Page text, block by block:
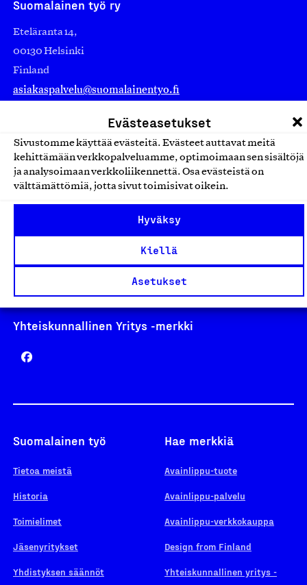
Evästeasetukset
Sivustomme käyttää evästeitä. Evästeet auttavat meitä
kehittämään verkkopalveluamme, optimoimaan sen sisältöjä
ja analysoimaan verkkoliikennettä. Osa evästeistä on
välttämättömiä, jotta sivut toimisivat oikein.
Hyväksy
Kiellä
Asetukset
Suomalainen työ ry
Eteläranta 14,
00130 Helsinki
Finland
asiakaspalvelu@suomalainentyo.fi
Avainlippu
Yhteiskunnallinen Yritys -merkki
Suomalainen työ
Tietoa meistä
Historia
Toimielimet
Jäsenyritykset
Yhdistyksen säännöt
Hae merkkiä
Avainlippu-tuote
Avainlippu-palvelu
Avainlippu-verkkokauppa
Design from Finland
Yhteiskunnallinen yritys -